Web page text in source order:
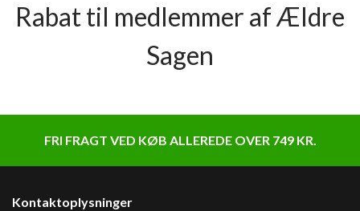
Rabat til medlemmer af Ældre
Sagen
FRI FRAGT VED KØB ALLEREDE OVER 749 KR.
Kontaktoplysninger